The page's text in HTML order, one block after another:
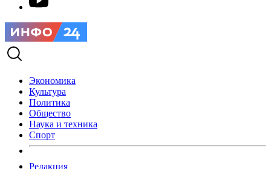
Экономика
Культура
Политика
Общество
Наука и техника
Спорт
Редакция